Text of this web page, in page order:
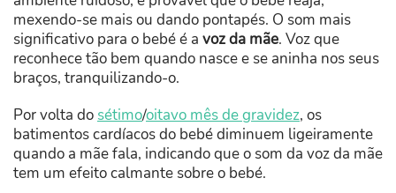
mexendo-se mais ou dando pontapés. O som mais
significativo para o bebé é a voz da mãe. Voz que
reconhece tão bem quando nasce e se aninha nos seus
braços, tranquilizando-o.
Por volta do sétimo/oitavo mês de gravidez, os
batimentos cardíacos do bebé diminuem ligeiramente
quando a mãe fala, indicando que o som da voz da mãe
tem um efeito calmante sobre o bebé.